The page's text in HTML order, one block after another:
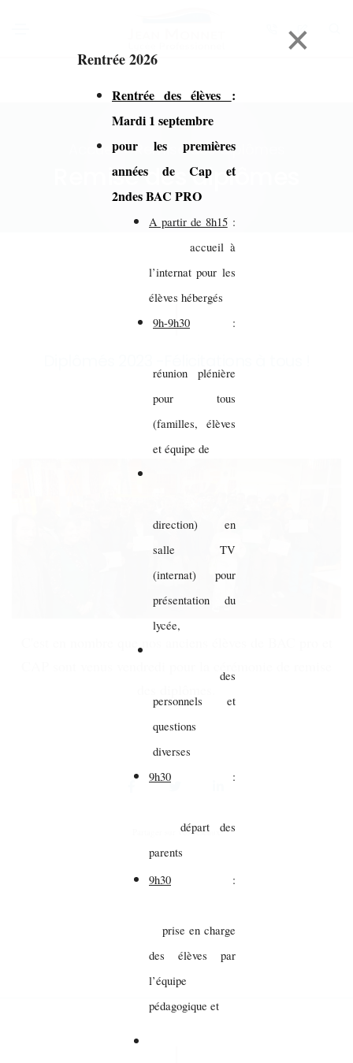
×
Rentrée 2026
Rentrée des élèves :
Mardi 1 septembre
pour les premières
années de Cap et
2ndes BAC PRO
A partir de 8h15:
accueil à
l’internat pour les
élèves hébergés
9h-9h30 :
réunion plénière
pour tous
(familles, élèves
et équipe de
direction) en
salle TV
(internat) pour
présentation du
lycée,
des
personnels et
questions
diverses
9h30 :
départ des
parents
9h30 :
prise en charge
des élèves par
l’équipe
pédagogique et
Accueil > Remise des diplômes
Remise des diplômes
Partager sur vos réseaux